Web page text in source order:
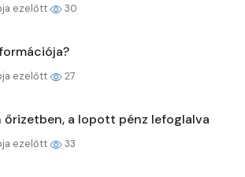
ezelőtt 30
ezelőtt 27
őrizetben, a lopott pénz lefoglalva
ezelőtt 33